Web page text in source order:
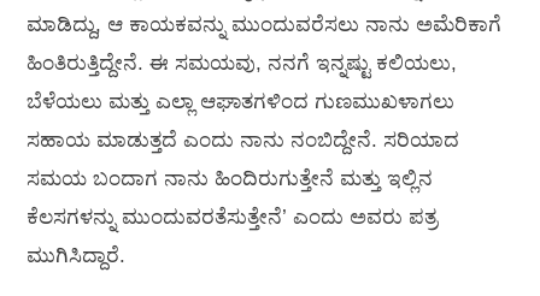
ಮಾಡಿದ್ದು, ಆ ಕಾಯಕವನ್ನು ಮುಂದುವರೆಸಲು ನಾನು ಅಮೆರಿಕಾಗೆ
ಹಿಂತಿರುತ್ತಿದ್ದೇನೆ. ಈ ಸಮಯವು, ನನಗೆ ಇನ್ನಷ್ಟು ಕಲಿಯಲು,
ಬೆಳೆಯಲು ಮತ್ತು ಎಲ್ಲಾ ಆಘಾತಗಳಿಂದ ಗುಣಮುಖಳಾಗಲು
ಸಹಾಯ ಮಾಡುತ್ತದೆ ಎಂದು ನಾನು ನಂಬಿದ್ದೇನೆ. ಸರಿಯಾದ
ಸಮಯ ಬಂದಾಗ ನಾನು ಹಿಂದಿರುಗುತ್ತೇನೆ ಮತ್ತು ಇಲ್ಲಿನ
ಕೆಲಸಗಳನ್ನು ಮುಂದುವರತೆಸುತ್ತೇನೆ’ ಎಂದು ಅವರು ಪತ್ರ
ಮುಗಿಸಿದ್ದಾರೆ.